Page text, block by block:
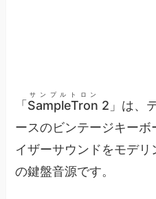
「SampleTron
サンプルトロン
2」は、
ースのビンテージキー
イザーサウンドをモデ
の鍵盤音源です。